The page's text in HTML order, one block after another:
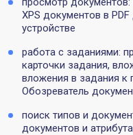
XPS документов в
устройстве
работа с заданиями:
карточки задания,
вложения в задания к
Обозреватель
поиск типов и
документов и